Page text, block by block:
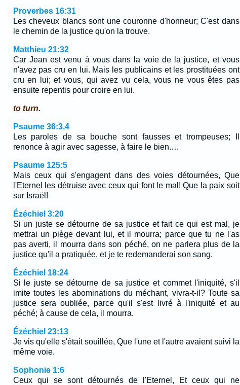
Proverbes 16:31
Les cheveux blancs sont une couronne d'honneur; C'est dans
le chemin de la justice qu'on la trouve.
Matthieu 21:32
Car Jean est venu à vous dans la voie de la justice, et vous
n'avez pas cru en lui. Mais les publicains et les prostituées ont
cru en lui; et vous, qui avez vu cela, vous ne vous êtes pas
ensuite repentis pour croire en lui.
to turn.
Psaume 36:3,4
Les paroles de sa bouche sont fausses et trompeuses; Il
renonce à agir avec sagesse, à faire le bien.…
Psaume 125:5
Mais ceux qui s'engagent dans des voies détournées, Que
l'Eternel les détruise avec ceux qui font le mal! Que la paix soit
sur Israël!
Ézéchiel 3:20
Si un juste se détourne de sa justice et fait ce qui est mal, je
mettrai un piège devant lui, et il mourra; parce que tu ne l'as
pas averti, il mourra dans son péché, on ne parlera plus de la
justice qu'il a pratiquée, et je te redemanderai son sang.
Ézéchiel 18:24
Si le juste se détourne de sa justice et commet l'iniquité, s'il
imite toutes les abominations du méchant, vivra-t-il? Toute sa
justice sera oubliée, parce qu'il s'est livré à l'iniquité et au
péché; à cause de cela, il mourra.
Ézéchiel 23:13
Je vis qu'elle s'était souillée, Que l'une et l'autre avaient suivi la
même voie.
Sophonie 1:6
Ceux qui se sont détournés de l'Eternel, Et ceux qui ne